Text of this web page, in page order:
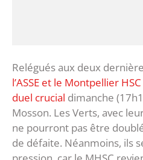
Relégués aux deux
l’ASSE et le Montpellier
duel crucial dimanche
Mosson. Les Verts, avec
ne pourront pas être
de défaite. Néanmoins, ils